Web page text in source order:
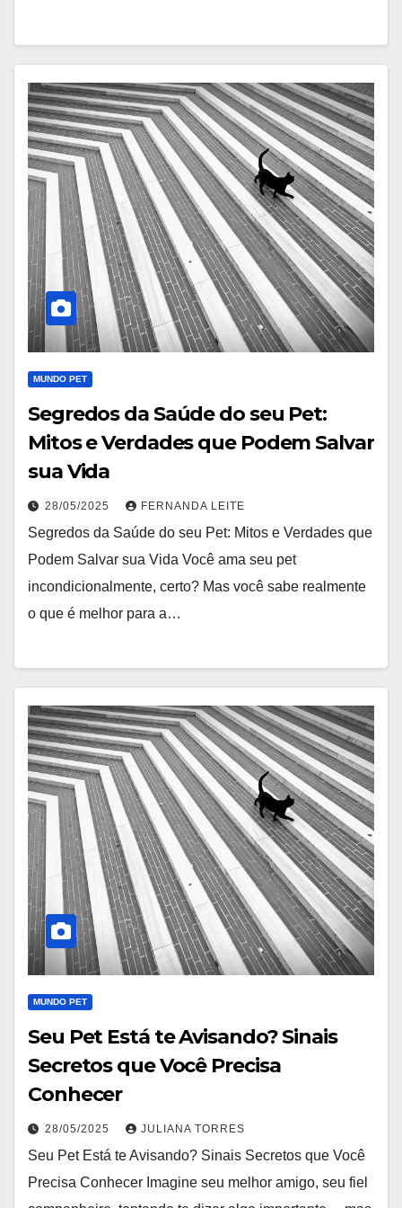
MUNDO PET
Segredos da Saúde do seu Pet:
Mitos e Verdades que Podem Salvar
sua Vida
28/05/2025 FERNANDA LEITE
Segredos da Saúde do seu Pet: Mitos e Verdades que
Podem Salvar sua Vida Você ama seu pet
incondicionalmente, certo? Mas você sabe realmente
o que é melhor para a…
MUNDO PET
Seu Pet Está te Avisando? Sinais
Secretos que Você Precisa
Conhecer
28/05/2025 JULIANA TORRES
Seu Pet Está te Avisando? Sinais Secretos que Você
Precisa Conhecer Imagine seu melhor amigo, seu fiel